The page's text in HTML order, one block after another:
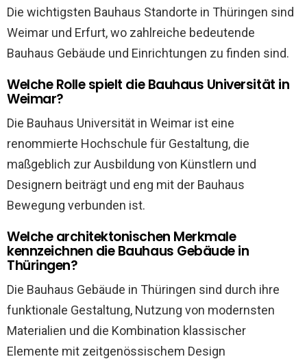
Die wichtigsten Bauhaus Standorte in Thüringen sind
Weimar und Erfurt, wo zahlreiche bedeutende
Bauhaus Gebäude und Einrichtungen zu finden sind.
Welche Rolle spielt die Bauhaus Universität in
Weimar?
Die Bauhaus Universität in Weimar ist eine
renommierte Hochschule für Gestaltung, die
maßgeblich zur Ausbildung von Künstlern und
Designern beiträgt und eng mit der Bauhaus
Bewegung verbunden ist.
Welche architektonischen Merkmale
kennzeichnen die Bauhaus Gebäude in
Thüringen?
Die Bauhaus Gebäude in Thüringen sind durch ihre
funktionale Gestaltung, Nutzung von modernsten
Materialien und die Kombination klassischer
Elemente mit zeitgenössischem Design